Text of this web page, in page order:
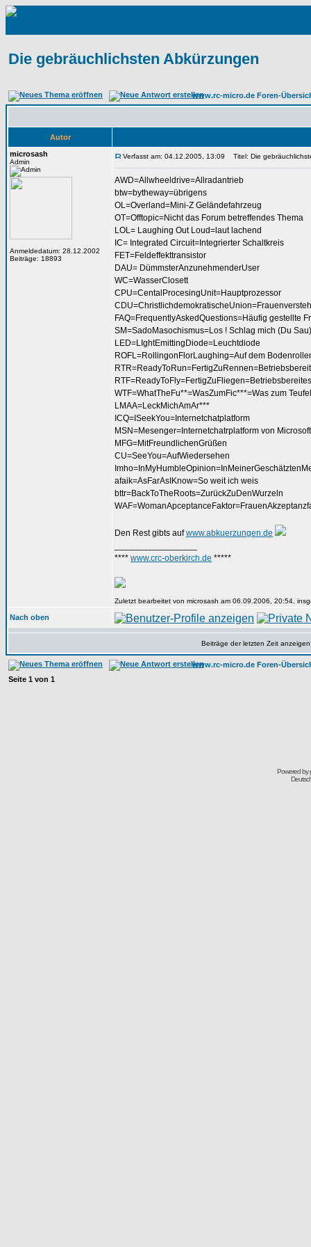
Die gebräuchlichsten Abkürzungen
www.rc-micro.de Foren-
Autor
microsash
Admin
Anmeldedatum: 28.12.2002
Beiträge: 18893
Verfasst am: 04.12.2005, 13:09 Titel: Die
AWD=Allwheeldrive=Allradantrieb
btw=bytheway=übrigens
OL=Overland=Mini-Z Geländefahrzeug
OT=Offtopic=Nicht das Forum betreffendes Thema
LOL= Laughing Out Loud=laut lachend
IC= Integrated Circuit=Integrierter Schaltkreis
FET=Feldeffekttransistor
DAU= DümmsterAnzunehmenderUser
WC=WasserClosett
CPU=CentalProcesingUnit=Hauptprozessor
FAQ=FrequentlyAskedQuestions=Häufig gestellte
SM=SadoMasochismus=Los ! Schlag mich (Du
LED=LIghtEmittingDiode=Leuchtdiode
ROFL=RollingonFlorLaughing=Auf dem
WTF=WhatTheFu**=WasZumFic***=Was zum Teufel
LMAA=LeckMichAmAr***
ICQ=ISeekYou=Internetchatplatform
MSN=Mesenger=Internetchatrplatform von Microsoft
MFG=MitFreundlichenGrüßen
CU=SeeYou=AufWiedersehen
afaik=AsFarAsIKnow=So weit ich weis
bttr=BackToTheRoots=ZurückZuDenWurzeln
Den Rest gibts aufwww.abkuerzungen.de
**** www.crc-oberkirch.de *****
Zuletzt bearbeitet von microsash am 06.09.2006, 20:54,
Nach oben
Beiträge der letzten Zeit
www.rc-micro.de Foren-
Seite 1 von 1
Powered by